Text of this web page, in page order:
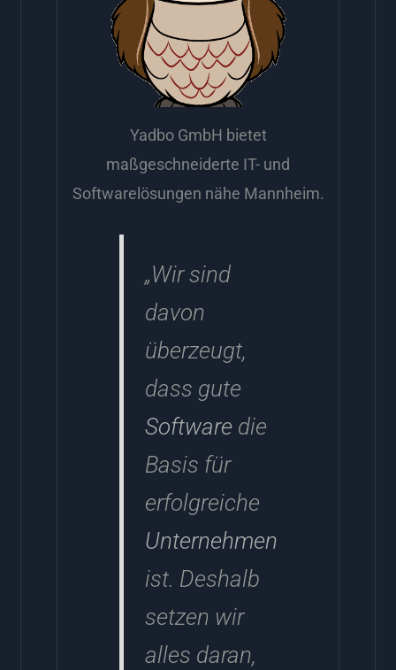
Yadbo GmbH bietet
maßgeschneiderte IT- und
Softwarelösungen nähe Mannheim.
„Wir sind
davon
überzeugt,
dass gute
Software die
Basis für
erfolgreiche
Unternehmen
ist. Deshalb
setzen wir
alles daran,